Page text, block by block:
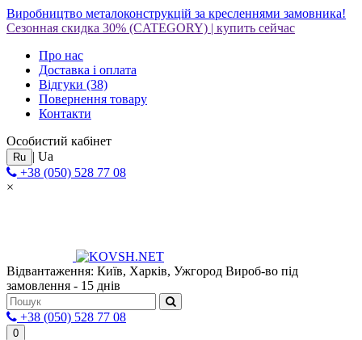
Виробництво металоконструкцій за кресленнями замовника!
Сезонная скидка 30% (CATEGORY) | купить сейчас
Про нас
Доставка і оплата
Відгуки (38)
Повернення товару
Контакти
Особистий кабінет
Ru | Ua
+38 (050) 528 77 08
×
Відвантаження: Київ, Харків, Ужгород Вироб-во під
замовлення - 15 днів
+38 (050) 528 77 08
0